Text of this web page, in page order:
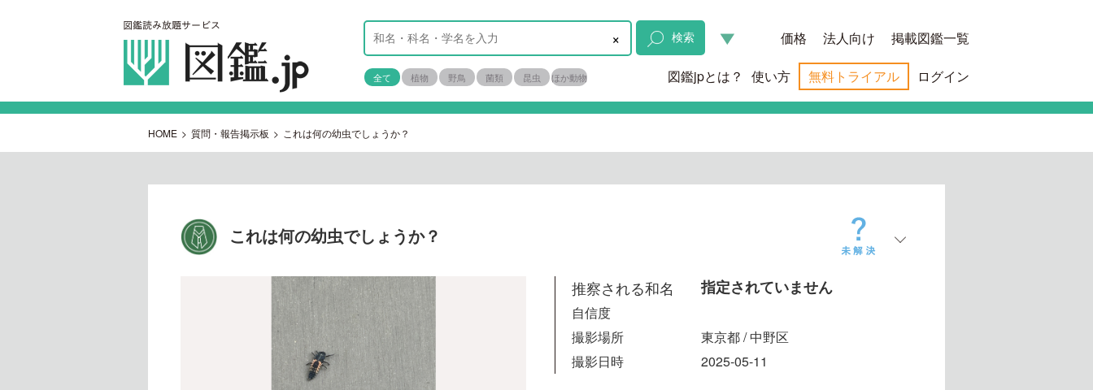
× 検索
全て 植物 野鳥 菌類 昆虫 ほか動物
価格 法人向け 掲載図鑑一覧
図鑑jpとは？ 使い方 無料トライアル ログイン
HOME > 質問・報告掲示板 > これは何の幼虫でしょうか？
これは何の幼虫でしょうか？
推察される和名 指定されていません
自信度
撮影場所
東京都 / 中野区
撮影日時
2025-05-11